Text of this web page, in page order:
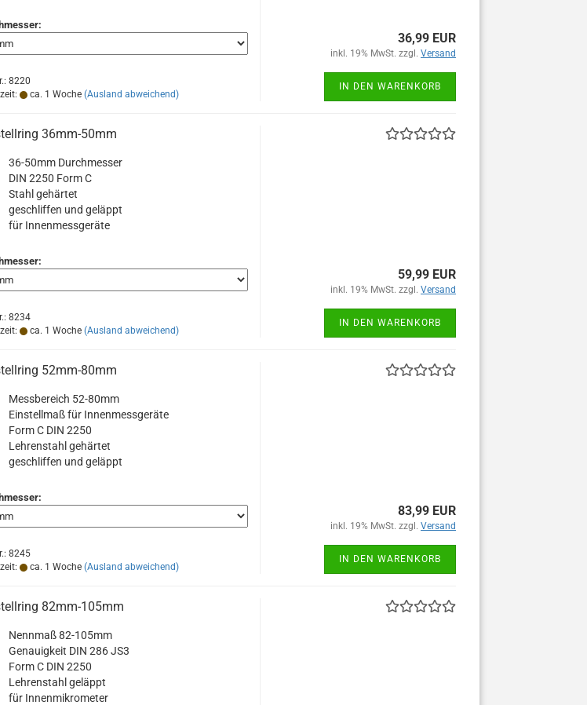
8220
ca. 1 Woche (Ausland abweichend)
36,99 EUR
inkl. 19% MwSt. zzgl. Versand
IN DEN WARENKORB
36mm-50mm
36-50mm Durchmesser
DIN 2250 Form C
Stahl gehärtet
geschliffen und geläppt
für Innenmessgeräte
8234
ca. 1 Woche (Ausland abweichend)
59,99 EUR
inkl. 19% MwSt. zzgl. Versand
IN DEN WARENKORB
52mm-80mm
Messbereich 52-80mm
Einstellmaß für Innenmessgeräte
Form C DIN 2250
Lehrenstahl gehärtet
geschliffen und geläppt
8245
ca. 1 Woche (Ausland abweichend)
83,99 EUR
inkl. 19% MwSt. zzgl. Versand
IN DEN WARENKORB
82mm-105mm
Nennmaß 82-105mm
Genauigkeit DIN 286 JS3
Form C DIN 2250
Lehrenstahl geläppt
für Innenmikrometer